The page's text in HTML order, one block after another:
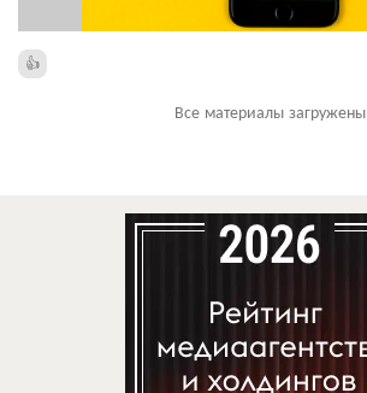
Все материалы загружены